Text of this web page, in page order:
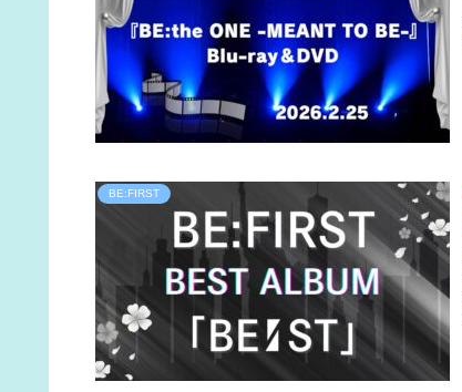
BE:FIRST